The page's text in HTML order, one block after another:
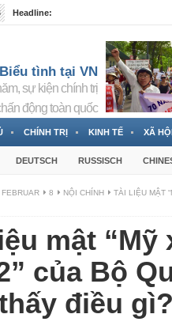
Headline:
Biểu tình tại VN
sự kiện chính trị
động toàn quốc
CHÍNH TRỊ KINH TẾ XÃ
DEUTSCH RUSSISCH
FEBRUAR 8 NỘI CHÍNH
TÀI LIỆU MẬT
mật
của Bộ
điều gì?